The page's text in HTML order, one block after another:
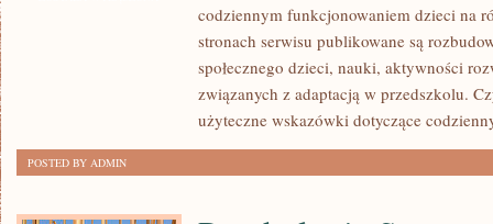
ŻLOBKIcodziennym funkcjonowaniem dzieci na
stronach serwisu publikowane są
społecznego dzieci, nauki, aktywności
związanych z adaptacją w przedszkolu.
użyteczne wskazówki dotyczące
POSTED BY ADMIN